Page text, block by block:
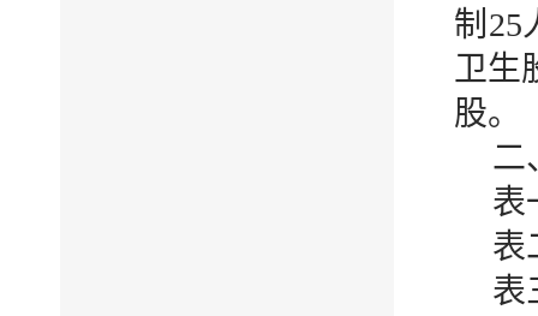
制25
卫生
股。
二
表
表
表